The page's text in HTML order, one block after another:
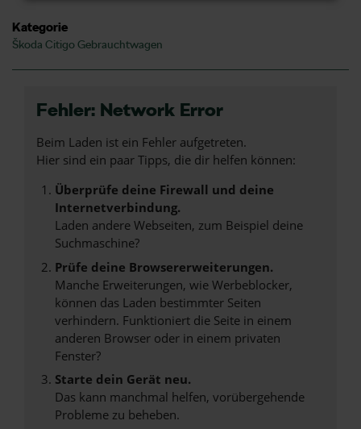
Kategorie
Škoda Citigo Gebrauchtwagen
Fehler: Network Error
Beim Laden ist ein Fehler aufgetreten.
Hier sind ein paar Tipps, die dir helfen können:
Überprüfe deine Firewall und deine
Internetverbindung.
Laden andere Webseiten, zum Beispiel deine
Suchmaschine?
Prüfe deine Browsererweiterungen.
Manche Erweiterungen, wie Werbeblocker,
können das Laden bestimmter Seiten
verhindern. Funktioniert die Seite in einem
anderen Browser oder in einem privaten
Fenster?
Starte dein Gerät neu.
Das kann manchmal helfen, vorübergehende
Probleme zu beheben.